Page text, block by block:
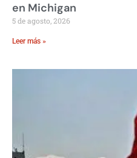
en Michigan
5 de agosto, 2026
Leer más »